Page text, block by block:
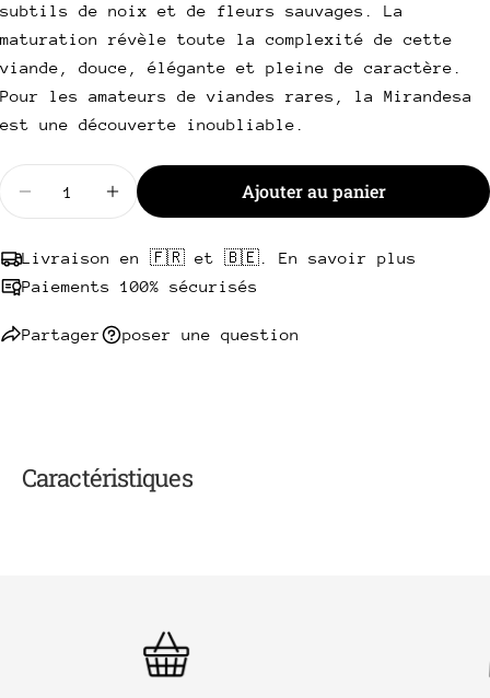
subtils de noix et de fleurs sauvages. La
maturation révèle toute la complexité de cette
viande, douce, élégante et pleine de caractère.
Pour les amateurs de viandes rares, la Mirandesa
est une découverte inoubliable.
Diminuer la quantité pour Côte à l&#39;os
Augmenter la quantité pour Côte à
Ajouter au panier
Livraison en 🇫🇷 et 🇧🇪. En savoir plus
Paiements 100% sécurisés
Partager poser une question
Les champs marqués * sont obligatoires.
Envoyer une question
Caractéristiques